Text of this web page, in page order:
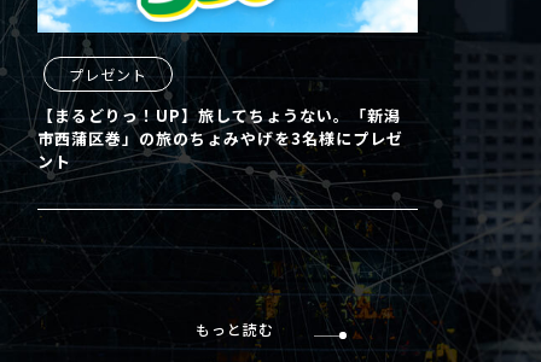
プレゼント
【まるどりっ！UP】旅してちょうない。「新潟
市西蒲区巻」の旅のちょみやげを3名様にプレゼ
ント
もっと読む